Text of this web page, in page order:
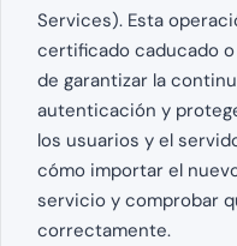
Services). Esta
certificado caducado
de garantizar la
autenticación y
los usuarios y el
cómo importar el
servicio y comprobar
correctamente.